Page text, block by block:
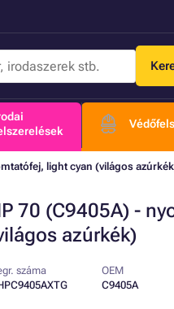
light cyan (világos
70 (C9405A) -
azúrkék)
száma
OEM
C9405A